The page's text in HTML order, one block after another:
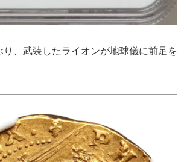
り、武装したライオンが地球儀に前足を